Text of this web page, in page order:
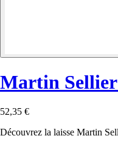
Martin Sellier
52,35 €
Découvrez la laisse Martin